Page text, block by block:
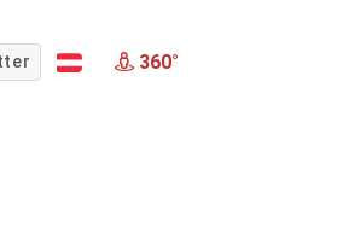
360°